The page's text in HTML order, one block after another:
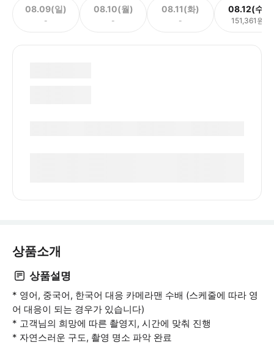
08.09(일)
-
08.10(월)
-
08.11(화)
-
08.12(수)
151,361원
상품소개
상품설명
* 영어, 중국어, 한국어 대응 카메라맨 수배 (스케줄에 따라 영
어 대응이 되는 경우가 있습니다)
* 고객님의 희망에 따른 촬영지, 시간에 맞춰 진행
* 자연스러운 구도, 촬영 명소 파악 완료